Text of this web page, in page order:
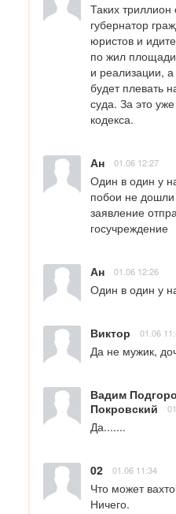
Таких триллион
губернатор
юристов и
по жил
и реализации,
будет плевать
суда. За это
кодекса.
Ан 01.06 12:27
Один в один у
побои не дошли
заявление
госучреждение
Ан 01.06 12:26
Один в один у
Виктор 01.06
Да не мужик,
Вадим
Покровский
Да.......
02 01.06 11:34
Что может
Ничего.